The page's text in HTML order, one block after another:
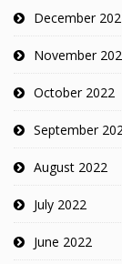
December
November
October 2022
September
August 2022
July 2022
June 2022